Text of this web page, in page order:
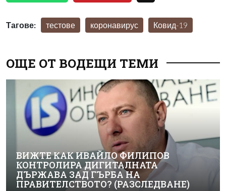
Тагове: тестове коронавирус Ковид-19
ОЩЕ ОТ ВОДЕЩИ ТЕМИ
ВИЖТЕ КАК ИВАЙЛО ФИЛИПОВ
КОНТРОЛИРА ДИГИТАЛНАТА
ДЪРЖАВА ЗАД ГЪРБА НА
ПРАВИТЕЛСТВОТО? (РАЗСЛЕДВАНЕ)